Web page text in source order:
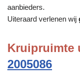
aanbieders.
Uiteraard verlenen wij
Kruipruimte
2005086